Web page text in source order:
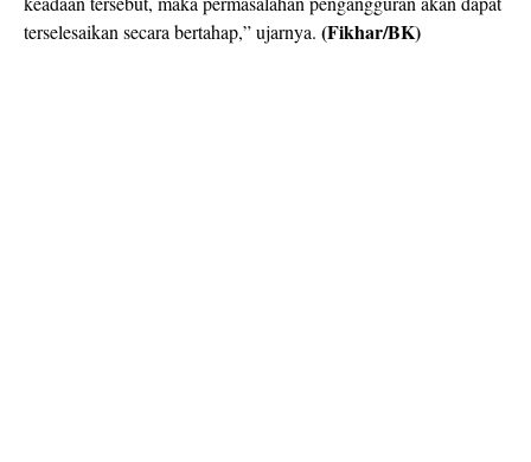
terselesaikan secara bertahap,” ujarnya. (Fikhar/BK)